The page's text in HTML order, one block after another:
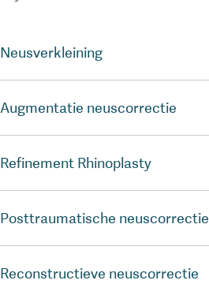
Neusverkleining
Augmentatie neuscorrectie
Refinement Rhinoplasty
Posttraumatische neuscorrectie
Reconstructieve neuscorrectie